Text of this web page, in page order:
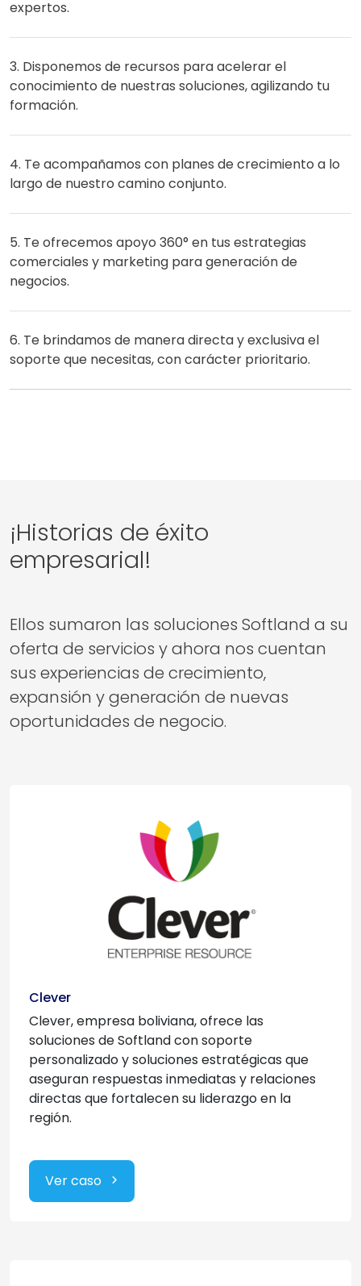
expertos.
3. Disponemos de recursos para acelerar el
conocimiento de nuestras soluciones, agilizando tu
formación.
4. Te acompañamos con planes de crecimiento a lo
largo de nuestro camino conjunto.
5. Te ofrecemos apoyo 360° en tus estrategias
comerciales y marketing para generación de
negocios.
6. Te brindamos de manera directa y exclusiva el
soporte que necesitas, con carácter prioritario.
¡Historias de éxito
empresarial!
Ellos sumaron las soluciones Softland a su
oferta de servicios y ahora nos cuentan
sus experiencias de crecimiento,
expansión y generación de nuevas
oportunidades de negocio.
Clever
Clever, empresa boliviana, ofrece las
soluciones de Softland con soporte
personalizado y soluciones estratégicas que
aseguran respuestas inmediatas y relaciones
directas que fortalecen su liderazgo en la
región.
Ver caso